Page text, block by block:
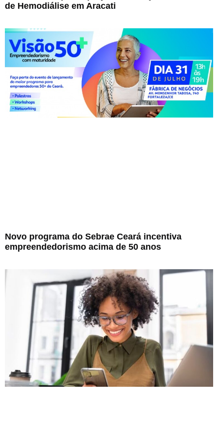
de Hemodiálise em Aracati
Novo programa do Sebrae Ceará incentiva
empreendedorismo acima de 50 anos